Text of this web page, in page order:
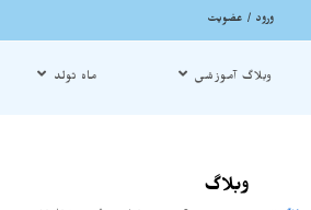
ورود / عضویت
وبلاگ آموزشی ماه تولد
وبلاگ